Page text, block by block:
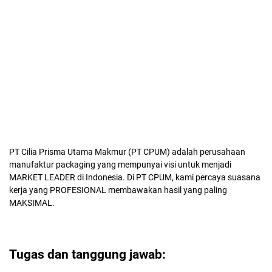
PT Cilia Prisma Utama Makmur (PT CPUM) adalah perusahaan
manufaktur packaging yang mempunyai visi untuk menjadi
MARKET LEADER di Indonesia. Di PT CPUM, kami percaya suasana
kerja yang PROFESIONAL membawakan hasil yang paling
MAKSIMAL.
Tugas dan tanggung jawab: